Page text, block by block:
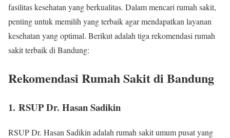
fasilitas kesehatan yang berkualitas. Dalam mencari rumah sakit,
penting untuk memilih yang terbaik agar mendapatkan layanan
kesehatan yang optimal. Berikut adalah tiga rekomendasi rumah
sakit terbaik di Bandung:
Rekomendasi Rumah Sakit di Bandung
1. RSUP Dr. Hasan Sadikin
RSUP Dr. Hasan Sadikin adalah rumah sakit umum pusat yang